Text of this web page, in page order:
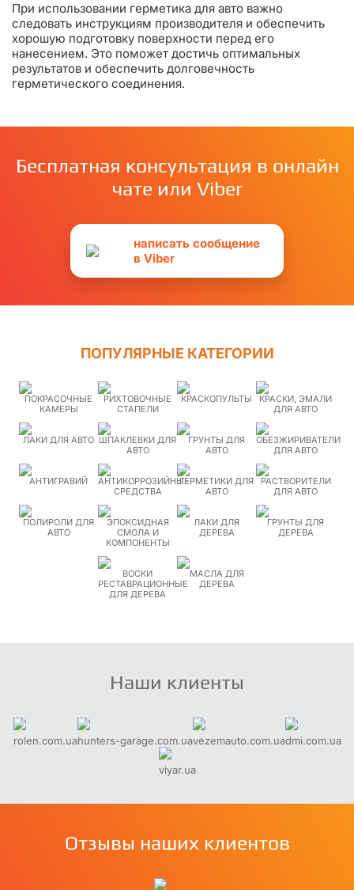
При использовании герметика для авто важно
следовать инструкциям производителя и обеспечить
хорошую подготовку поверхности перед его
нанесением. Это поможет достичь оптимальных
результатов и обеспечить долговечность
герметического соединения.
Бесплатная консультация в онлайн
чате или Viber
написать сообщение
в Viber
ПОПУЛЯРНЫЕ КАТЕГОРИИ
ПОКРАСОЧНЫЕ
КАМЕРЫ
РИХТОВОЧНЫЕ
СТАПЕЛИ
КРАСКОПУЛЬТЫ
КРАСКИ, ЭМАЛИ
ДЛЯ АВТО
ЛАКИ ДЛЯ АВТО ШПАКЛЕВКИ ДЛЯ
АВТО
ГРУНТЫ ДЛЯ
АВТО
ОБЕЗЖИРИВАТЕЛИ
ДЛЯ АВТО
АНТИГРАВИЙ
АНТИКОРРОЗИЙНЫЕ
СРЕДСТВА
ГЕРМЕТИКИ ДЛЯ
АВТО
РАСТВОРИТЕЛИ
ДЛЯ АВТО
ПОЛИРОЛИ ДЛЯ
АВТО
ЭПОКСИДНАЯ
СМОЛА И
КОМПОНЕНТЫ
ЛАКИ ДЛЯ
ДЕРЕВА
ГРУНТЫ ДЛЯ
ДЕРЕВА
ВОСКИ
РЕСТАВРАЦИОННЫЕ
ДЛЯ ДЕРЕВА
МАСЛА ДЛЯ
ДЕРЕВА
Наши клиенты
rolen.com.uahunters-garage.com.uavezemauto.com.uadmi.com.ua
viyar.ua
Отзывы наших клиентов